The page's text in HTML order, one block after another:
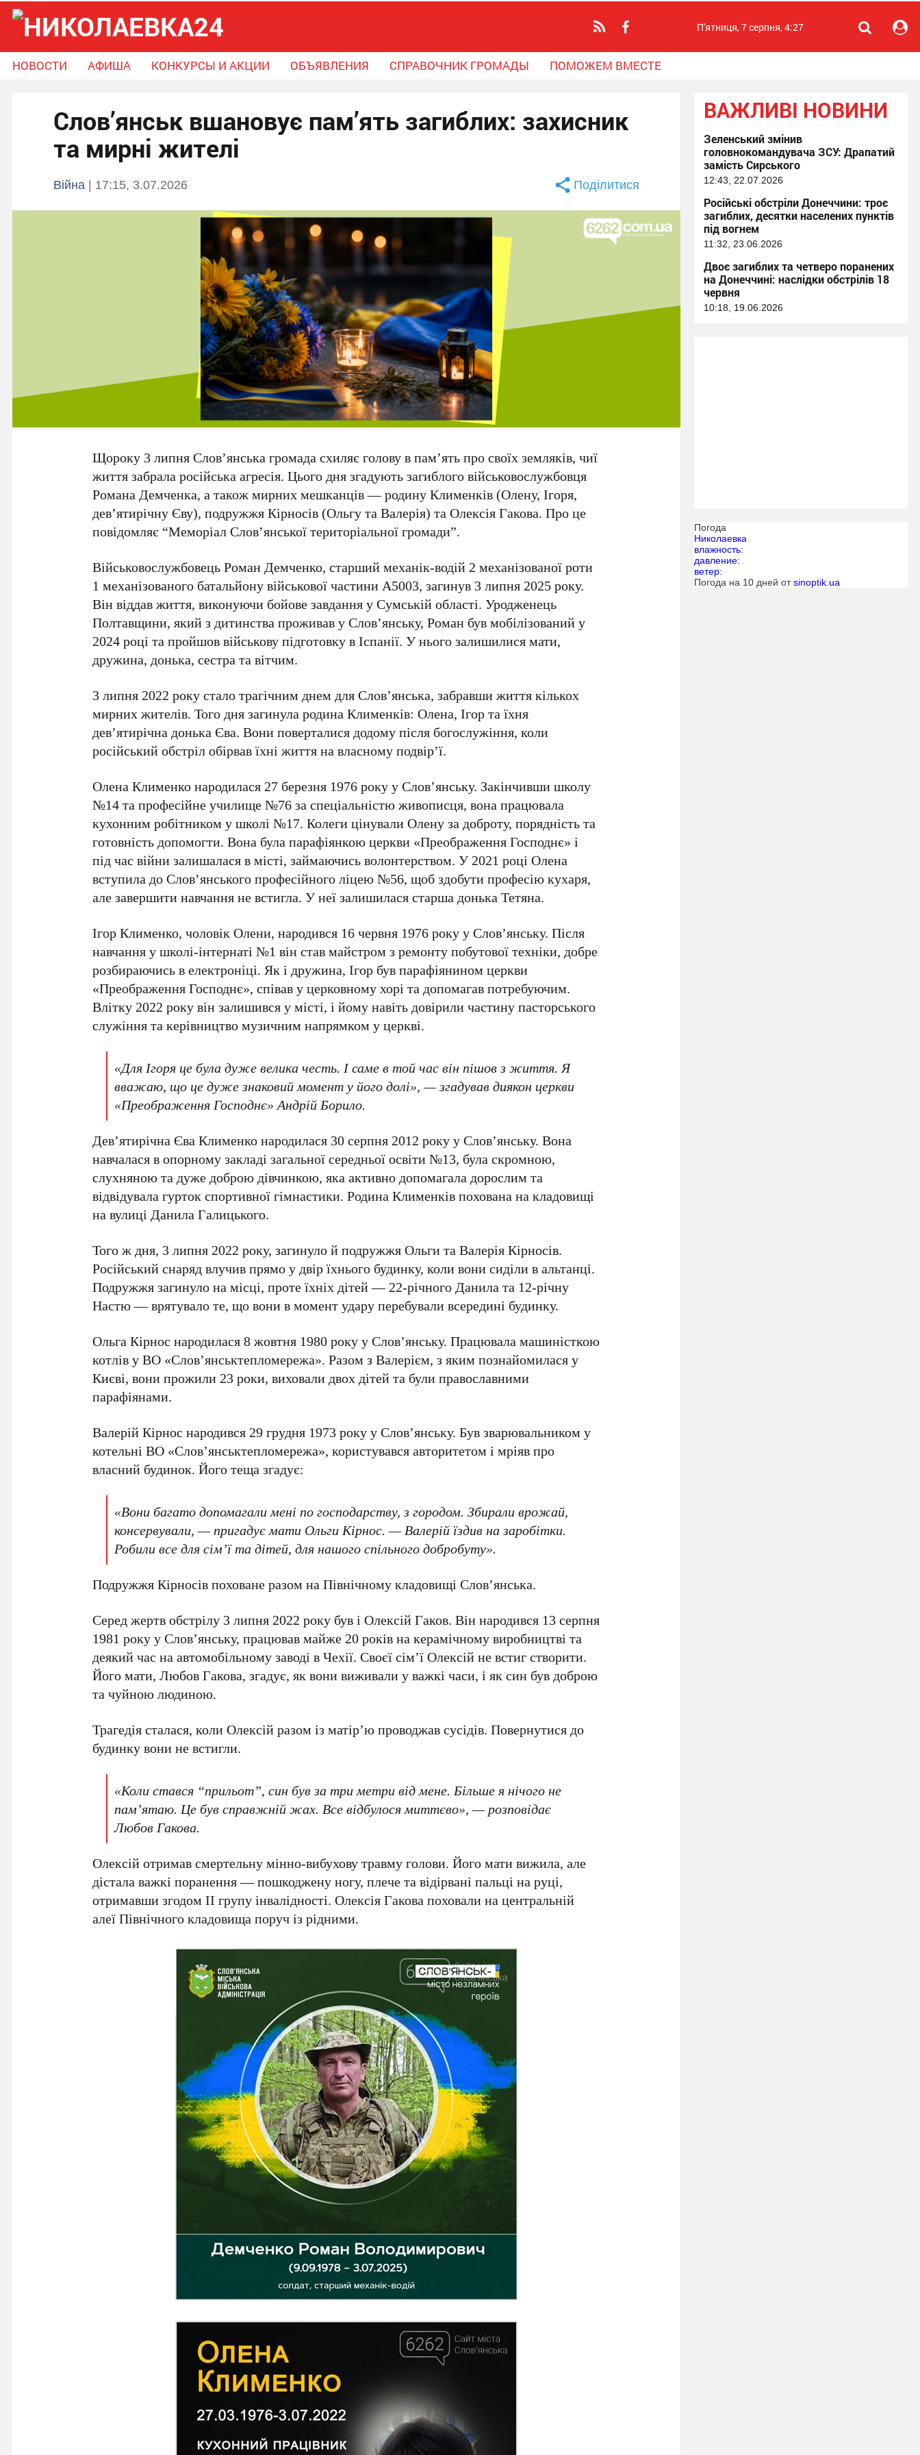
П'ятниця, 7 серпня, 4:27
НОВОСТИ АФИША КОНКУРСЫ И АКЦИИ ОБЪЯВЛЕНИЯ СПРАВОЧНИК ГРОМАДЫ ПОМОЖЕМ ВМЕСТЕ
Объявления
Справочник громады
Слов’янськ вшановує пам’ять загиблих: захисник
та мирні жителі
Війна | 17:15, 3.07.2026 Поділитися
Щороку 3 липняСлов’янська громада схиляє голову в пам’ять про своїх земляків, чиї
життя забрала російська агресія. Цього дня згадують загиблого військовослужбовця
Романа Демченка, а також мирних мешканців — родинуКлименків (Олену, Ігоря,
дев’ятирічну Єву), подружжяКірносів (Ольгу та Валерія) таОлексія Гакова. Про це
повідомляє “Меморіал Слов’янської територіальної громади”.
ВійськовослужбовецьРоман Демченко, старший механік-водій2 механізованої роти
1 механізованого батальйону військової частиниА5003, загинув 3 липня 2025 року.
Він віддав життя, виконуючи бойове завдання уСумській області. Уродженець
Полтавщини, який з дитинства проживав уСлов’янську, Роман був мобілізований у
2024 році та пройшов військову підготовку вІспанії. У нього залишилися мати,
дружина, донька, сестра та вітчим.
3 липня 2022 рокустало трагічним днем дляСлов’янська, забравши життя кількох
мирних жителів. Того дня загинула родинаКлименків:Олена,Ігорта їхня
дев’ятирічна донькаЄва. Вони поверталися додому після богослужіння, коли
російський обстріл обірвав їхні життя на власному подвір’ї.
Олена Клименконародилася27 березня 1976 рокууСлов’янську. Закінчивши школу
№14та професійне училище№76за спеціальністю живописця, вона працювала
кухонним робітником у школі№17. Колеги цінували Олену за доброту, порядність та
готовність допомогти. Вона була парафіянкою церкви «Преображення Господнє» і
під час війни залишалася в місті, займаючись волонтерством. У2021 році Олена
вступила доСлов’янського професійного ліцею №56, щоб здобути професію кухаря,
але завершити навчання не встигла. У неї залишилася старша донькаТетяна.
Ігор Клименко, чоловік Олени, народився 16 червня 1976 рокууСлов’янську. Після
навчання у школі-інтернаті№1 він став майстром з ремонту побутової техніки, добре
розбираючись в електроніці. Як і дружина, Ігор був парафіянином церкви
«Преображення Господнє», співав у церковному хорі та допомагав потребуючим.
Влітку2022 рокувін залишився у місті, і йому навіть довірили частину пасторського
служіння та керівництво музичним напрямком у церкві.
«Для Ігоря це була дуже велика честь. І саме в той час він пішов з життя. Я
вважаю, що це дуже знаковий момент у його долі», — згадував диякон церкви
«Преображення Господнє» Андрій Борило.
Дев’ятирічнаЄва Клименконародилася 30 серпня 2012 рокууСлов’янську. Вона
навчалася в опорному закладі загальної середньої освіти№13, була скромною,
слухняною та дуже доброю дівчинкою, яка активно допомагала дорослим та
відвідувала гурток спортивної гімнастики. Родина Клименків похована на кладовищі
на вулиціДанила Галицького.
Того ж дня, 3 липня 2022 року, загинуло й подружжяОльгитаВалерія Кірносів.
Російський снаряд влучив прямо у двір їхнього будинку, коли вони сиділи в альтанці.
Подружжя загинуло на місці, проте їхніх дітей —22-річного Данилата 12-річну
Настю— врятувало те, що вони в момент удару перебували всередині будинку.
Ольга Кірнос народилася8 жовтня 1980 рокууСлов’янську. Працювала машиністкою
котлів уВО «Слов’янськтепломережа». Разом зВалерієм, з яким познайомилася у
Києві, вони прожили23 роки, виховалидвохдітей та були православними
парафіянами.
Валерій Кірнос народився29 грудня 1973 рокууСлов’янську. Був зварювальником у
котельніВО «Слов’янськтепломережа», користувався авторитетом і мріяв про
власний будинок. Його теща згадує:
«Вони багато допомагали мені по господарству, з городом. Збирали врожай,
консервували, — пригадує мати Ольги Кірнос. — Валерій їздив на заробітки.
Робили все для сім’ї та дітей, для нашого спільного добробуту».
ПодружжяКірносівпоховане разом наПівнічному кладовищі Слов’янська.
Серед жертв обстрілу 3 липня 2022 року був іОлексій Гаков. Він народився 13 серпня
1981 рокууСлов’янську, працював майже20 роківна керамічному виробництві та
деякий час на автомобільному заводі вЧехії. Своєї сім’їОлексійне встиг створити.
Його мати,Любов Гакова, згадує, як вони виживали у важкі часи, і як син був доброю
та чуйною людиною.
Трагедія сталася, колиОлексійразом із матір’ю проводжав сусідів. Повернутися до
будинку вони не встигли.
«Коли стався “прильот”, син був за три метри від мене. Більше я нічого не
пам’ятаю. Це був справжній жах. Все відбулося миттєво», — розповідає
Любов Гакова.
Олексійотримав смертельну мінно-вибухову травму голови. Його мати вижила, але
дістала важкі поранення — пошкоджену ногу, плече та відірвані пальці на руці,
отримавши згодомII групу інвалідності.Олексія Гаковапоховали на центральній
алеїПівнічного кладовищапоруч із рідними.
ВАЖЛИВІ НОВИНИ
Зеленський змінив
головнокомандувача ЗСУ: Драпатий
замість Сирського
12:43, 22.07.2026
Російські обстріли Донеччини: троє
загиблих, десятки населених пунктів
під вогнем
11:32, 23.06.2026
Двоє загиблих та четверо поранених
на Донеччині: наслідки обстрілів 18
червня
10:18, 19.06.2026
Погода
Николаевка
влажность:
давление:
ветер:
Погода на 10 дней отsinoptik.ua